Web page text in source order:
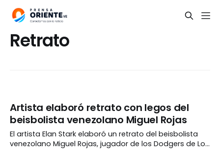
Retrato
Artista elaboró retrato con legos del
beisbolista venezolano Miguel Rojas
El artista Elan Stark elaboró un retrato del beisbolista
venezolano Miguel Rojas, jugador de los Dodgers de Los